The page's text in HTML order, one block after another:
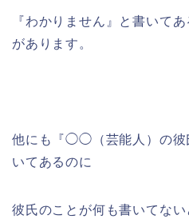
『わかりません』と書いて
があります。
他にも『◯◯（芸能人）の彼
いてあるのに
彼氏のことが何も書いてない